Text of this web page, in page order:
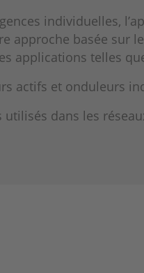
individuelles,
approche basée sur
applications telles
actifs et onduleurs
utilisés dans les